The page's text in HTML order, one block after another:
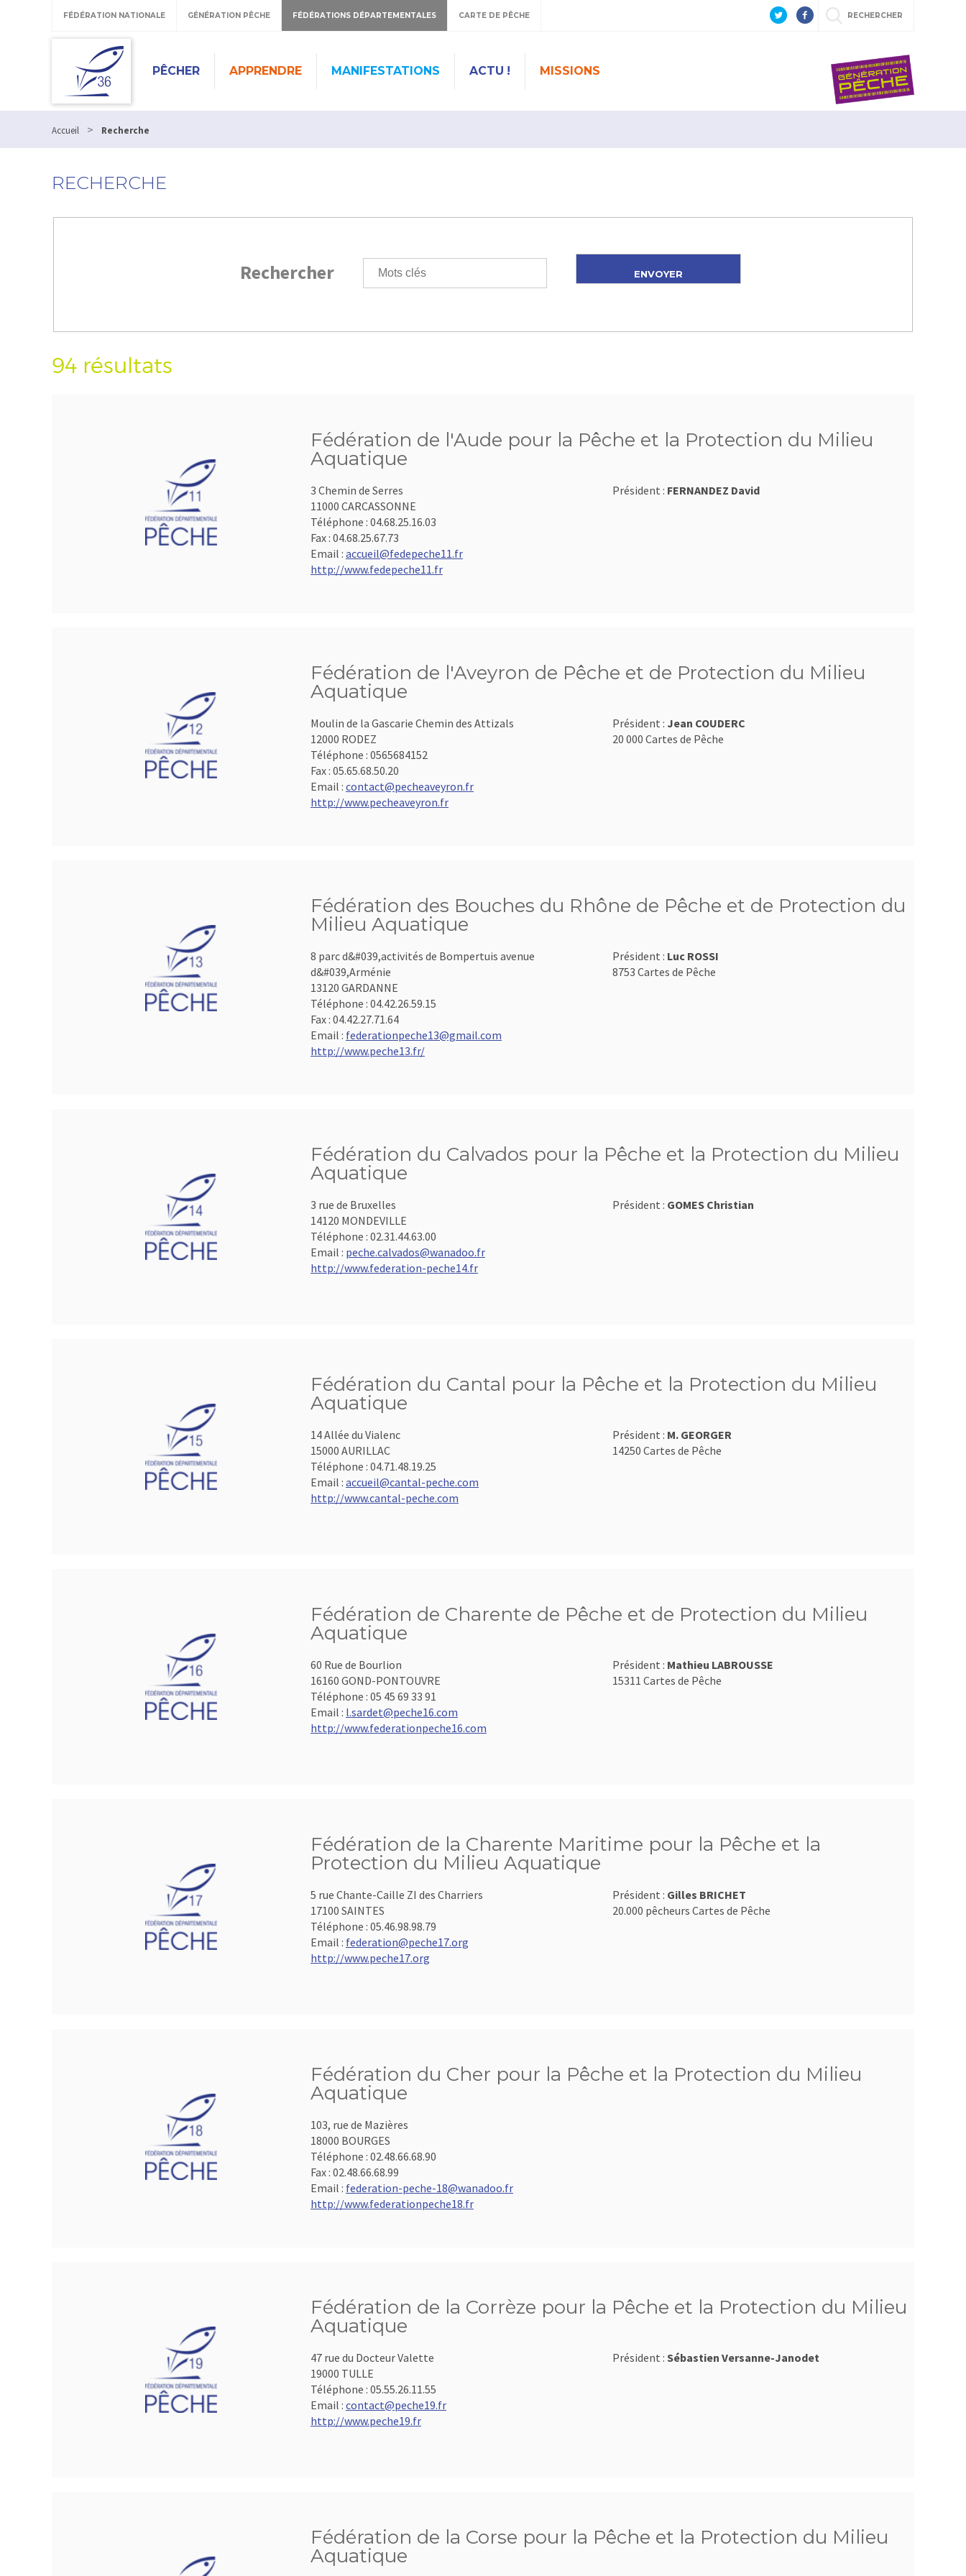
FÉDÉRATION NATIONALE GÉNÉRATION PÊCHE FÉDÉRATIONS DÉPARTEMENTALES CARTE DE PÊCHE RECHERCHER
PÊCHER APPRENDRE MANIFESTATIONS ACTU ! MISSIONS
Accueil > Recherche
RECHERCHE
Rechercher
94 résultats
Fédération de l'Aude pour la Pêche et la Protection du Milieu
Aquatique
3 Chemin de Serres
11000 CARCASSONNE
Téléphone : 04.68.25.16.03
Fax : 04.68.25.67.73
Email : accueil@fedepeche11.fr
http://www.fedepeche11.fr
Président : FERNANDEZ David
Fédération de l'Aveyron de Pêche et de Protection du Milieu
Aquatique
Moulin de la Gascarie Chemin des Attizals
12000 RODEZ
Téléphone : 0565684152
Fax : 05.65.68.50.20
Email : contact@pecheaveyron.fr
http://www.pecheaveyron.fr
Président : Jean COUDERC
20 000 Cartes de Pêche
Fédération des Bouches du Rhône de Pêche et de Protection du
Milieu Aquatique
8 parc d&#039,activités de Bompertuis avenue
d&#039,Arménie
13120 GARDANNE
Téléphone : 04.42.26.59.15
Fax : 04.42.27.71.64
Email : federationpeche13@gmail.com
http://www.peche13.fr/
Président : Luc ROSSI
8753 Cartes de Pêche
Fédération du Calvados pour la Pêche et la Protection du Milieu
Aquatique
3 rue de Bruxelles
14120 MONDEVILLE
Téléphone : 02.31.44.63.00
Email : peche.calvados@wanadoo.fr
http://www.federation-peche14.fr
Président : GOMES Christian
Fédération du Cantal pour la Pêche et la Protection du Milieu
Aquatique
14 Allée du Vialenc
15000 AURILLAC
Téléphone : 04.71.48.19.25
Email : accueil@cantal-peche.com
http://www.cantal-peche.com
Président : M. GEORGER
14250 Cartes de Pêche
Fédération de Charente de Pêche et de Protection du Milieu
Aquatique
60 Rue de Bourlion
16160 GOND-PONTOUVRE
Téléphone : 05 45 69 33 91
Email : l.sardet@peche16.com
http://www.federationpeche16.com
Président : Mathieu LABROUSSE
15311 Cartes de Pêche
Fédération de la Charente Maritime pour la Pêche et la
Protection du Milieu Aquatique
5 rue Chante-Caille ZI des Charriers
17100 SAINTES
Téléphone : 05.46.98.98.79
Email : federation@peche17.org
http://www.peche17.org
Président : Gilles BRICHET
20.000 pêcheurs Cartes de Pêche
Fédération du Cher pour la Pêche et la Protection du Milieu
Aquatique
103, rue de Mazières
18000 BOURGES
Téléphone : 02.48.66.68.90
Fax : 02.48.66.68.99
Email : federation-peche-18@wanadoo.fr
http://www.federationpeche18.fr
Fédération de la Corrèze pour la Pêche et la Protection du Milieu
Aquatique
47 rue du Docteur Valette
19000 TULLE
Téléphone : 05.55.26.11.55
Email : contact@peche19.fr
http://www.peche19.fr
Président : Sébastien Versanne-Janodet
Fédération de la Corse pour la Pêche et la Protection du Milieu
Aquatique